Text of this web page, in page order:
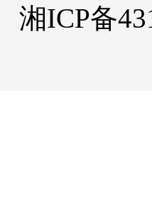
湘ICP备